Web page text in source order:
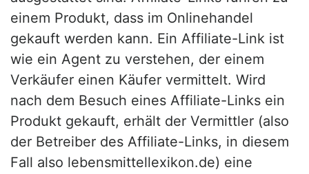
einem Produkt, dass im Onlinehandel
gekauft werden kann. Ein Affiliate-Link ist
wie ein Agent zu verstehen, der einem
Verkäufer einen Käufer vermittelt. Wird
nach dem Besuch eines Affiliate-Links ein
Produkt gekauft, erhält der Vermittler (also
der Betreiber des Affiliate-Links, in diesem
Fall also lebensmittellexikon.de) eine